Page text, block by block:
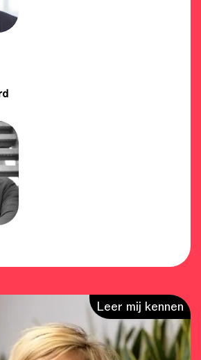
Leer mij kennen